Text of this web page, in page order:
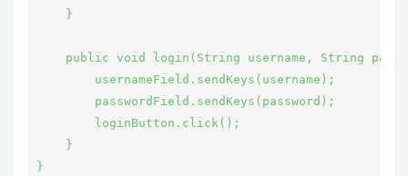
    }
public void login(String username, String
        usernameField.sendKeys(username);
        passwordField.sendKeys(password);
        loginButton.click();
    }